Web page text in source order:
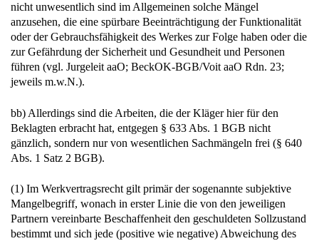
nicht unwesentlich sind im Allgemeinen solche Mängel
anzusehen, die eine spürbare Beeinträchtigung der Funktionalität
oder der Gebrauchsfähigkeit des Werkes zur Folge haben oder die
zur Gefährdung der Sicherheit und Gesundheit und Personen
führen (vgl. Jurgeleit aaO; BeckOK-BGB/Voit aaO Rdn. 23;
jeweils m.w.N.).
bb) Allerdings sind die Arbeiten, die der Kläger hier für den
Beklagten erbracht hat, entgegen § 633 Abs. 1 BGB nicht
gänzlich, sondern nur von wesentlichen Sachmängeln frei (§ 640
Abs. 1 Satz 2 BGB).
(1) Im Werkvertragsrecht gilt primär der sogenannte subjektive
Mangelbegriff, wonach in erster Linie die von den jeweiligen
Partnern vereinbarte Beschaffenheit den geschuldeten Sollzustand
bestimmt und sich jede (positive wie negative) Abweichung des